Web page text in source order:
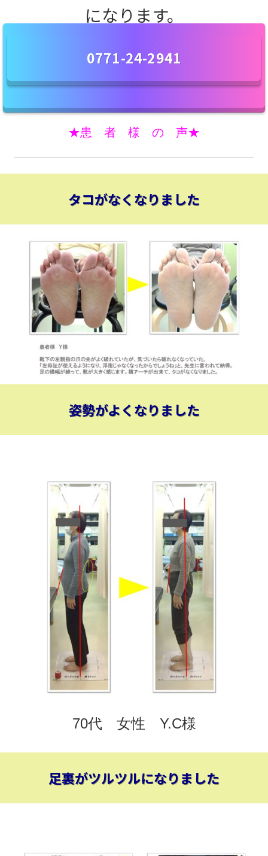
になります。
0771-24-2941
★患 者 様 の 声★
タコがなくなりました
姿勢がよくなりました
70代 女性 Y.C様
足裏がツルツルになりました